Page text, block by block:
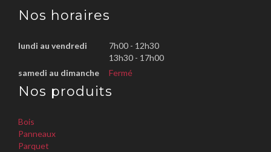
Nos horaires
lundi au vendredi
7h00 - 12h30
13h30 - 17h00
samedi au dimanche
Fermé
Nos produits
Bois
Panneaux
Parquet